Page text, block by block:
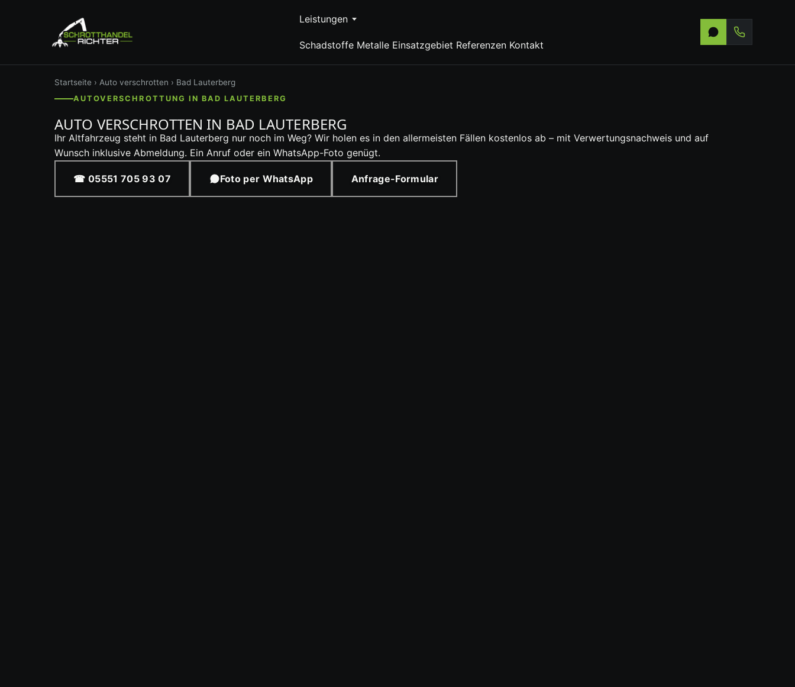
Leistungen
Schadstoffe Metalle Einsatzgebiet Referenzen Kontakt
Startseite › Auto verschrotten › Bad Lauterberg
AUTOVERSCHROTTUNG IN BAD LAUTERBERG
AUTO VERSCHROTTEN IN BAD LAUTERBERG
Ihr Altfahrzeug steht in Bad Lauterberg nur noch im Weg? Wir holen es in den allermeisten Fällen kostenlos ab – mit Verwertungsnachweis und auf
Wunsch inklusive Abmeldung. Ein Anruf oder ein WhatsApp-Foto genügt.
☎ 05551 705 93 07 Foto per WhatsApp Anfrage-Formular